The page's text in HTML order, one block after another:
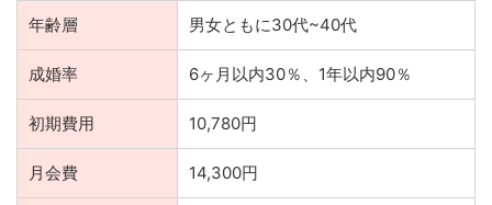
年齢層 男女ともに30代~40代
成婚率 6ヶ月以内30％、1年以内90％
初期費用 10,780円
月会費 14,300円